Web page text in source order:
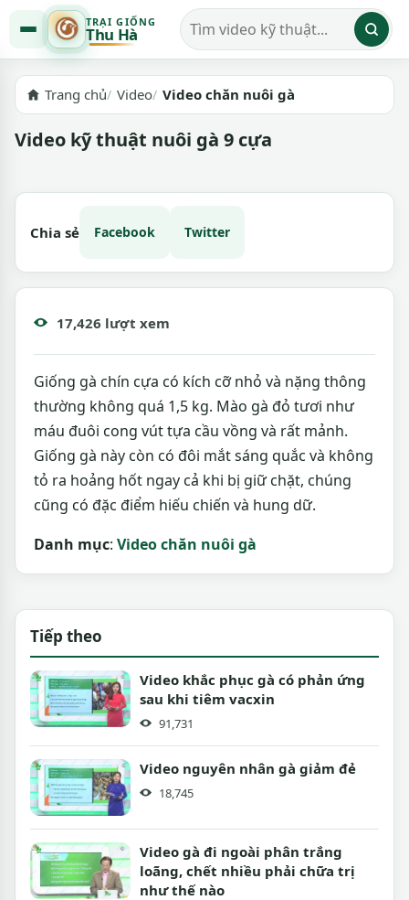
TRẠI GIỐNG
Thu Hà Tìm kiếm video
Trang chủ Video Video chăn nuôi gà
Video kỹ thuật nuôi gà 9 cựa
Chia sẻ Facebook Twitter
17,426 lượt xem
Giống gà chín cựa có kích cỡ nhỏ và nặng thông
thường không quá 1,5 kg. Mào gà đỏ tươi như
máu đuôi cong vút tựa cầu vồng và rất mảnh.
Giống gà này còn có đôi mắt sáng quắc và không
tỏ ra hoảng hốt ngay cả khi bị giữ chặt, chúng
cũng có đặc điểm hiếu chiến và hung dữ.
Danh mục: Video chăn nuôi gà
Tiếp theo
Video khắc phục gà có phản ứng
sau khi tiêm vacxin
91,731
Video nguyên nhân gà giảm đẻ
18,745
Video gà đi ngoài phân trắng
loãng, chết nhiều phải chữa trị
như thế nào